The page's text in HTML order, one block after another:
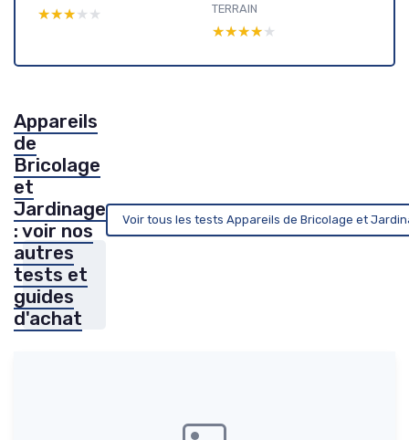
★★★★★
★★★★★
TERRAIN
★★★★★
★★★★★
Appareils
de
Bricolage
et
Jardinage
: voir nos
autres
tests et
guides
d'achat
Voir tous les tests Appareils de Bricolage et